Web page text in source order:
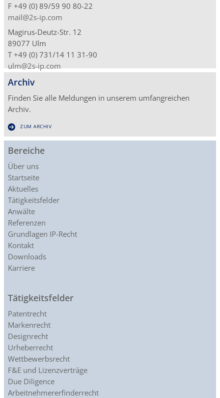
F +49 (0) 89/59 90 80-22
mail@2s-ip.com
Magirus-Deutz-Str. 12
89077 Ulm
T +49 (0) 731/14 11 31-90
ulm@2s-ip.com
Archiv
Finden Sie alle Meldungen in unserem umfangreichen
Archiv.
ZUM ARCHIV
Bereiche
Über uns
Startseite
Aktuelles
Tätigkeitsfelder
Anwälte
Referenzen
Grundlagen IP-Recht
Kontakt
Downloads
Karriere
Tätigkeitsfelder
Patentrecht
Markenrecht
Designrecht
Urheberrecht
Wettbewerbsrecht
F&E und Lizenzverträge
Due Diligence
Arbeitnehmererfinderrecht